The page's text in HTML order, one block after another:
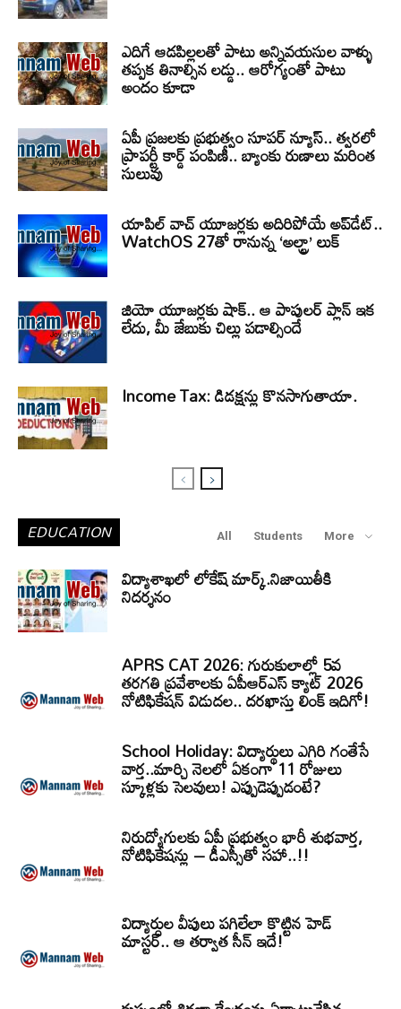
ఎదిగే ఆడపిల్లలతో పాటు అన్నివయసుల వాళ్ళు
తప్పక తినాల్సిన లడ్డు.. ఆరోగ్యంతో పాటు
అందం కూడా
ఏపీ ప్రజలకు ప్రభుత్వం సూపర్ న్యూస్.. త్వరలో
ప్రాపర్టీ కార్డ్ పంపిణీ.. బ్యాంకు రుణాలు మరింత
సులువు
యాపిల్ వాచ్ యూజర్లకు అదిరిపోయే అప్‌డేట్..
WatchOS 27తో రానున్న ‘అల్ట్రా’ లుక్
జియో యూజర్లకు షాక్.. ఆ పాపులర్ ప్లాన్ ఇక
లేదు, మీ జేబుకు చిల్లు పడాల్సిందే
Income Tax: డిడక్షన్లు కొనసాగుతాయా.
EDUCATION All Students More
విద్యాశాఖలో లోకేష్ మార్క్.నిజాయితీకి
నిదర్శనం
APRS CAT 2026: గురుకులాల్లో 5వ
తరగతి ప్రవేశాలకు ఏపీఆర్‌ఎస్‌ క్యాట్‌ 2026
నోటిఫికేషన్‌ విడుదల.. దరఖాస్తు లింక్‌ ఇదిగో!
School Holiday: విద్యార్థులు ఎగిరి గంతేసే
వార్త..మార్చి నెలలో ఏకంగా 11 రోజులు
స్కూళ్లకు సెలవులు! ఎప్పుడెప్పుడంటే?
నిరుద్యోగులకు ఏపీ ప్రభుత్వం భారీ శుభవార్త,
నోటిఫికేషన్లు – డీఎస్సీతో సహా..!!
విద్యార్ధుల వీపులు పగిలేలా కొట్టిన హెడ్
మాస్టర్.. ఆ తర్వాత సీన్‌ ఇదే!